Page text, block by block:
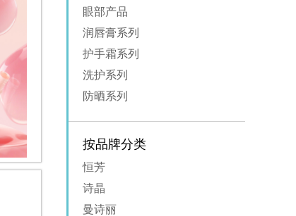
眼部产品
润唇膏系列
护手霜系列
洗护系列
防晒系列
按品牌分类
恒芳
诗晶
曼诗丽